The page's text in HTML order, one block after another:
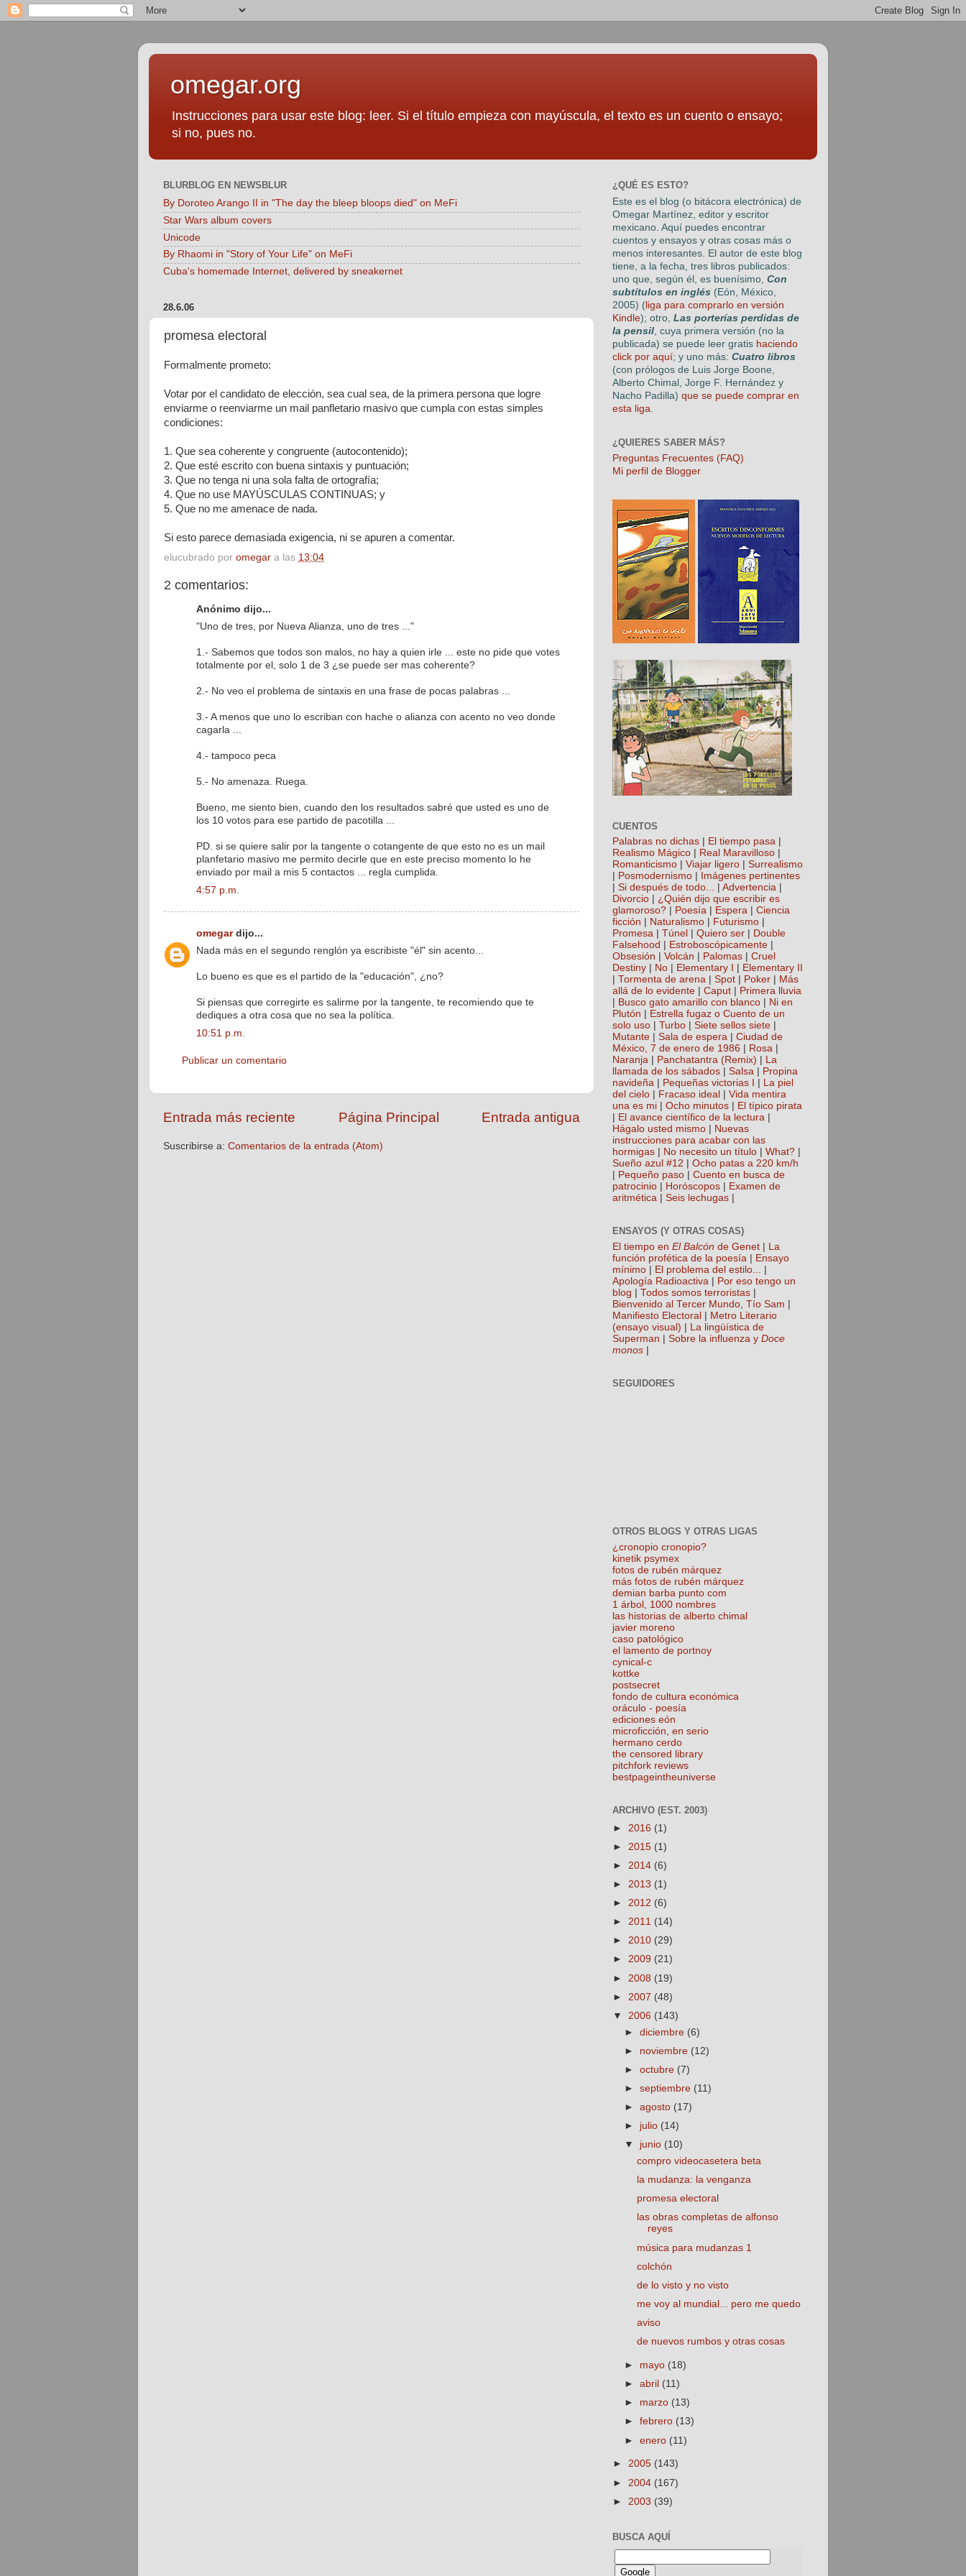
omegar.org
Instrucciones para usar este blog: leer. Si el título empieza con mayúscula, el texto es un cuento o ensayo;
si no, pues no.
BLURBLOG EN NEWSBLUR
By Doroteo Arango II in "The day the bleep bloops died" on MeFi
Star Wars album covers
Unicode
By Rhaomi in "Story of Your Life" on MeFi
Cuba's homemade Internet, delivered by sneakernet
28.6.06
promesa electoral
Formalmente prometo:
Votar por el candidato de elección, sea cual sea, de la primera persona que logre
enviarme o reenviarme un mail panfletario masivo que cumpla con estas simples
condiciones:
1. Que sea coherente y congruente (autocontenido);
2. Que esté escrito con buena sintaxis y puntuación;
3. Que no tenga ni una sola falta de ortografía;
4. Que no use MAYÚSCULAS CONTINUAS; y
5. Que no me amenace de nada.
Si esto parece demasiada exigencia, ni se apuren a comentar.
elucubrado por omegar a las 13:04
2 comentarios:
Anónimo dijo...
"Uno de tres, por Nueva Alianza, uno de tres ..."
1.- Sabemos que todos son malos, no hay a quien irle ... este no pide que votes
totalmente por el, solo 1 de 3 ¿se puede ser mas coherente?
2.- No veo el problema de sintaxis en una frase de pocas palabras ...
3.- A menos que uno lo escriban con hache o alianza con acento no veo donde
cagarla ...
4.- tampoco peca
5.- No amenaza. Ruega.
Bueno, me siento bien, cuando den los resultados sabré que usted es uno de
los 10 votos para ese partido de pacotilla ...
PD. si se quiere salir por la tangente o cotangente de que esto no es un mail
planfetario masivo me permito decirle que en este preciso momento lo he
enviado por mail a mis 5 contactos ... regla cumplida.
4:57 p.m.
omegardijo...
Nada más en el segundo renglón ya escribiste "él" sin acento...
Lo bueno es que es el partido de la "educación", ¿no?
Si piensas que corregirte es salirme por la tangente, te recomiendo que te
dediques a otra cosa que no sea la política.
10:51 p.m.
Publicar un comentario
Entrada más reciente Entrada antigua
Página Principal
Suscribirse a: Comentarios de la entrada (Atom)
¿QUÉ ES ESTO?
Este es el blog (o bitácora electrónica) de
Omegar Martínez , editor y escritor
mexicano. Aquí puedes encontrar
cuentos y ensayos y otras cosas más o
menos interesantes. El autor de este blog
tiene, a la fecha, tres libros publicados:
uno que, según él, es buenísimo, Con
subtítulos en inglés (Eón, México,
2005) ( liga para comprarlo en versión
Kindle); otro, Las porterías perdidas de
la pensil , cuya primera versión (no la
publicada) se puede leer gratis haciendo
click por aquí; y uno más: Cuatro libros
(con prólogos de Luis Jorge Boone,
Alberto Chimal, Jorge F. Hernández y
Nacho Padilla) que se puede comprar en
esta liga
¿QUIERES SABER MÁS?
Preguntas Frecuentes (FAQ)
Mi perfil de Blogger
CUENTOS
Palabras no dichas
El tiempo pasa
Realismo Mágico
Real Maravilloso
Romanticismo
Viajar ligero
Surrealismo
Posmodernismo
Imágenes pertinentes
Si después de todo... Advertencia
Divorcio
¿Quién dijo que escribir es
glamoroso?
Poesía Espera
Ciencia
ficción
Naturalismo Futurismo
Promesa
Túnel Quiero ser
Double
Falsehood
Estroboscópicamente
Obsesión
Volcán Palomas
Cruel
Destiny
No Elementary I
Elementary II
Tormenta de arena Spot Poker
Más
allá de lo evidente
Caput
Primera lluvia
Busco gato amarillo con blanco
Ni en
Plutón
Estrella fugaz o Cuento de un
solo uso
Turbo Siete sellos siete
Mutante
Sala de espera
Ciudad de
México, 7 de enero de 1986
Rosa
Naranja
Panchatantra (Remix)
La
llamada de los sábados
Salsa
Propina
navideña
Pequeñas victorias I
La piel
del cielo
Fracaso ideal
Vida mentira
una es mi
Ocho minutos
El típico pirata
El avance científico de la lectura
Hágalo usted mismo
Nuevas
instrucciones para acabar con las
hormigas
No necesito un título What?
Sueño azul #12
Ocho patas a 220 km/h
Pequeño paso
Cuento en busca de
patrocinio
Horóscopos
Examen de
aritmética
Seis lechugas
ENSAYOS (Y OTRAS COSAS)
El tiempo en El Balcón de Genet | La
función profética de la poesía | Ensayo
mínimo | El problema del estilo...
|
Apología Radioactiva | Por eso tengo un
blog | Todos somos terroristas |
Bienvenido al Tercer Mundo, Tío Sam |
Manifiesto Electoral | Metro Literario
(ensayo visual) | La lingüística de
Superman | Sobre la influenza y Doce
monos |
SEGUIDORES
OTROS BLOGS Y OTRAS LIGAS
¿cronopio cronopio?
kinetik psymex
fotos de rubén márquez
más fotos de rubén márquez
demian barba punto com
1 árbol, 1000 nombres
las historias de alberto chimal
javier moreno
caso patológico
el lamento de portnoy
cynical-c
kottke
postsecret
fondo de cultura económica
oráculo - poesía
ediciones eón
microficción, en serio
hermano cerdo
the censored library
pitchfork reviews
bestpageintheuniverse
ARCHIVO (EST. 2003)
► 2016 (1)
► 2015 (1)
► 2014 (6)
► 2013 (1)
► 2012 (6)
► 2011 (14)
► 2010 (29)
► 2009 (21)
► 2008 (19)
► 2007 (48)
▼ 2006 (143)
►diciembre (6)
► noviembre (12)
►octubre (7)
►septiembre (11)
►agosto (17)
► julio (14)
▼ junio (10)
compro videocasetera beta
la mudanza: la venganza
promesa electoral
las obras completas de alfonso
reyes
música para mudanzas 1
colchón
de lo visto y no visto
me voy al mundial... pero me quedo
aviso
de nuevos rumbos y otras cosas
► mayo (18)
►abril (11)
► marzo (13)
►febrero (13)
►enero (11)
► 2005 (143)
► 2004 (167)
► 2003 (39)
BUSCA AQUÍ